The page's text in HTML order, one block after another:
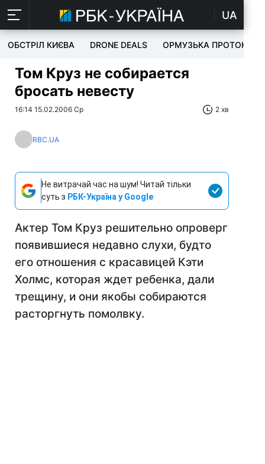
UA
ОБСТРІЛ КИЄВА DRONE DEALS ОРМУЗЬКА ПРОТОКА
Том Круз не собирается
бросать невесту
16:14 15.02.2006 Ср 2 хв
RBC.UA
Не витрачай час на шум! Читай тільки
суть з РБК-Україна у Google
Актер Том Круз решительно опроверг
появившиеся недавно слухи, будто
его отношения с красавицей Кэти
Холмс, которая ждет ребенка, дали
трещину, и они якобы собираются
расторгнуть помолвку.